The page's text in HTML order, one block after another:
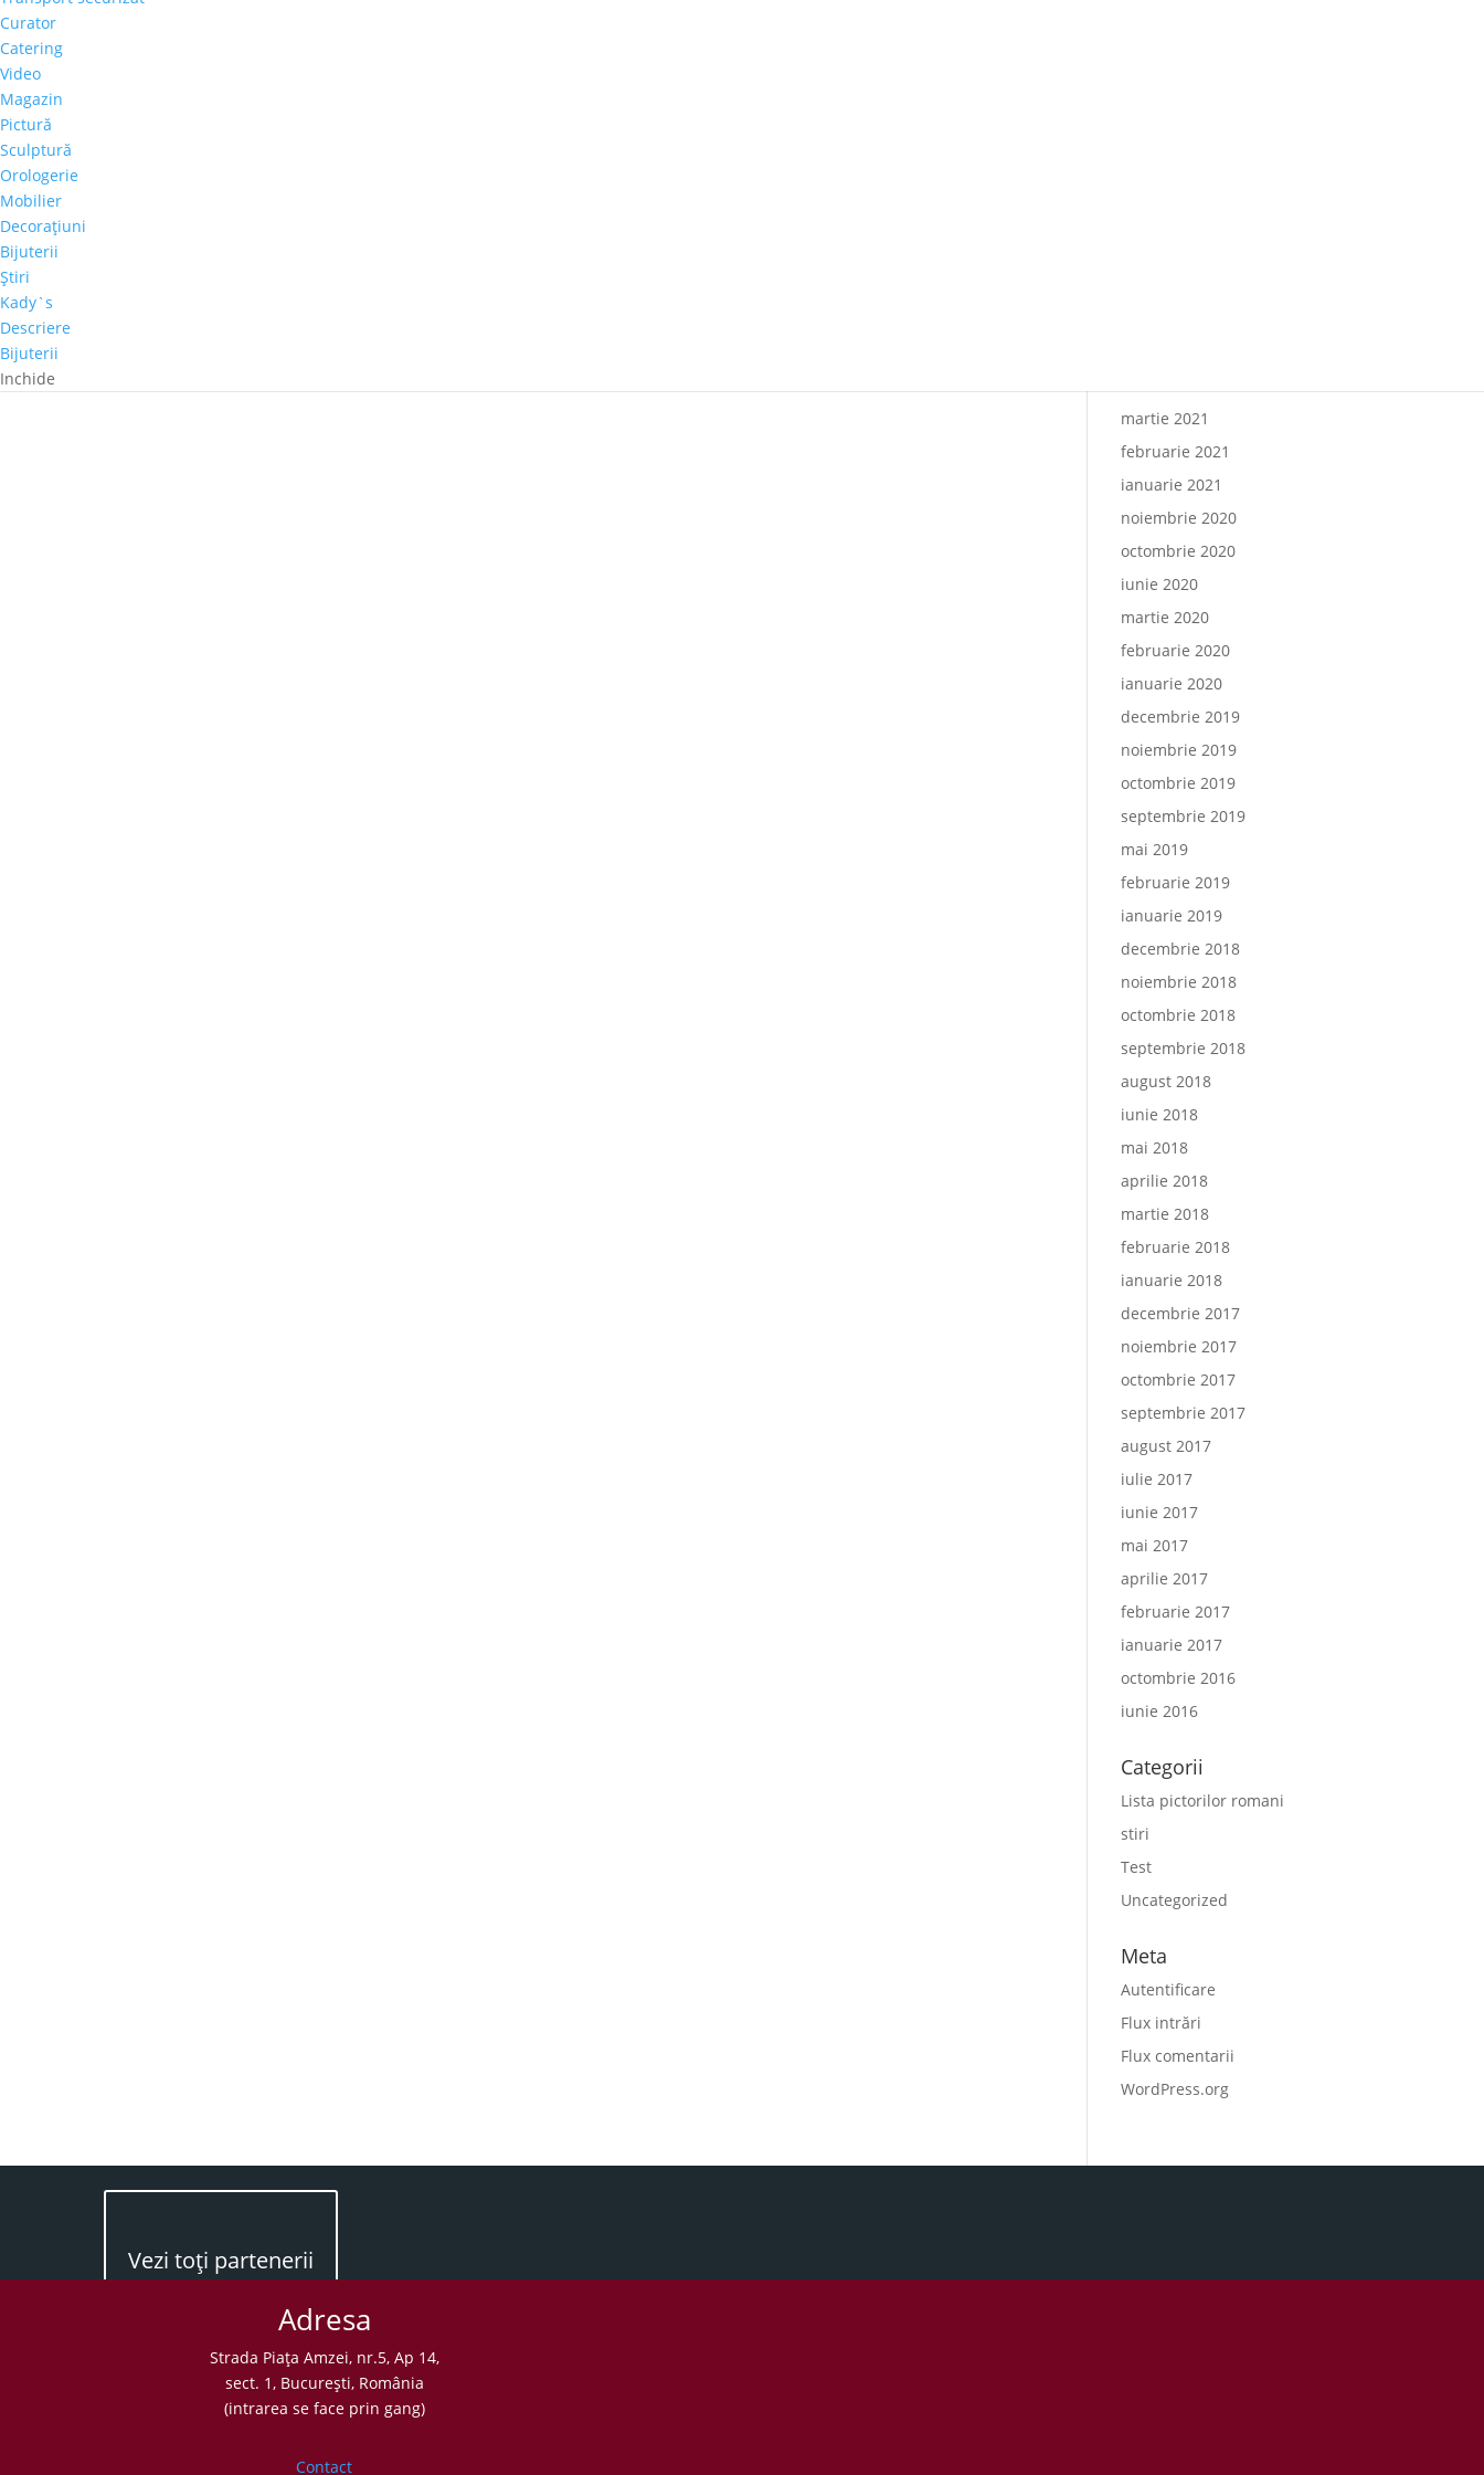
Curator
Catering
Video
Magazin
Pictură
Sculptură
Orologerie
Mobilier
Decoraţiuni
Bijuterii
Ştiri
Kady`s
Descriere
Bijuterii
Inchide
martie 2021
februarie 2021
ianuarie 2021
noiembrie 2020
octombrie 2020
iunie 2020
martie 2020
februarie 2020
ianuarie 2020
decembrie 2019
noiembrie 2019
octombrie 2019
septembrie 2019
mai 2019
februarie 2019
ianuarie 2019
decembrie 2018
noiembrie 2018
octombrie 2018
septembrie 2018
august 2018
iunie 2018
mai 2018
aprilie 2018
martie 2018
februarie 2018
ianuarie 2018
decembrie 2017
noiembrie 2017
octombrie 2017
septembrie 2017
august 2017
iulie 2017
iunie 2017
mai 2017
aprilie 2017
februarie 2017
ianuarie 2017
octombrie 2016
iunie 2016
Categorii
Lista pictorilor romani
stiri
Test
Uncategorized
Meta
Autentificare
Flux intrări
Flux comentarii
WordPress.org
Vezi toţi partenerii
Adresa
Strada Piaţa Amzei, nr.5, Ap 14,
sect. 1, Bucureşti, România
(intrarea se face prin gang)
Contact